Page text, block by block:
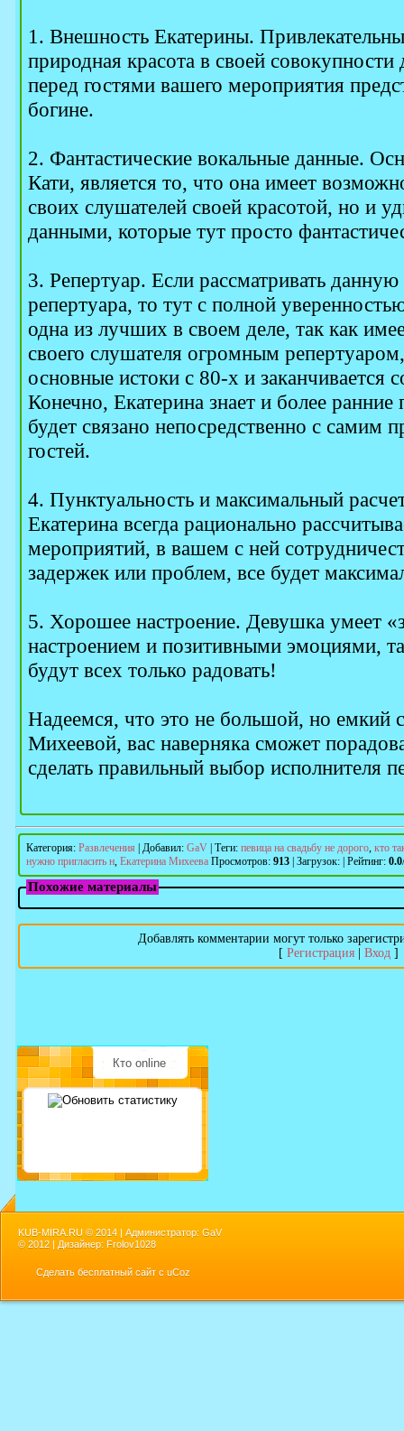
1. Внешность Екатерины.
природная красота в своей
перед гостями вашего мероприятия
богине.
2. Фантастические вокальные данные.
Кати, является то, что она имеет
своих слушателей своей красотой, но и
данными, которые тут просто
3. Репертуар. Если рассматривать
репертуара, то тут с полной
одна из лучших в своем деле, так как
своего слушателя огромным
основные истоки с 80-х и заканчивается
Конечно, Екатерина знает и более
будет связано непосредственно с самим
гостей.
4. Пунктуальность и максимальный
Екатерина всегда рационально
мероприятий, в вашем с ней
задержек или проблем, все будет
5. Хорошее настроение. Девушка умеет
настроением и позитивными эмоциями,
будут всех только радовать!
Надеемся, что это не большой, но емкий
Михеевой, вас наверняка сможет
сделать правильный выбор исполнителя
Категория: Развлечения Добавил: GaV Теги: певица на свадьбу не дорого, кто
нужно пригласить н, Екатерина Михеева Просмотров: 913 Загрузок: Рейтинг: 0.0/
Похожие материалы
Добавлять комментарии могут только
[ Регистрация| Вход]
Кто online
KUB-MIRA.RU © 2014 | Администратор: GaV
© 2012 | Дизайнер: Frolov1028
Сделать бесплатный сайт с uCoz